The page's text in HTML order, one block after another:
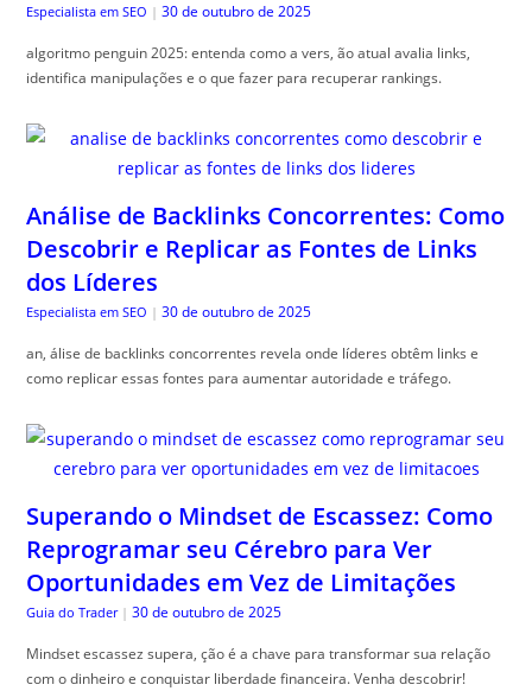
Especialista em SEO | 30 de outubro de 2025
algoritmo penguin 2025: entenda como a vers, ão atual avalia links,
identifica manipulações e o que fazer para recuperar rankings.
Análise de Backlinks Concorrentes: Como
Descobrir e Replicar as Fontes de Links
dos Líderes
Especialista em SEO | 30 de outubro de 2025
an, álise de backlinks concorrentes revela onde líderes obtêm links e
como replicar essas fontes para aumentar autoridade e tráfego.
Superando o Mindset de Escassez: Como
Reprogramar seu Cérebro para Ver
Oportunidades em Vez de Limitações
Guia do Trader | 30 de outubro de 2025
Mindset escassez supera, ção é a chave para transformar sua relação
com o dinheiro e conquistar liberdade financeira. Venha descobrir!